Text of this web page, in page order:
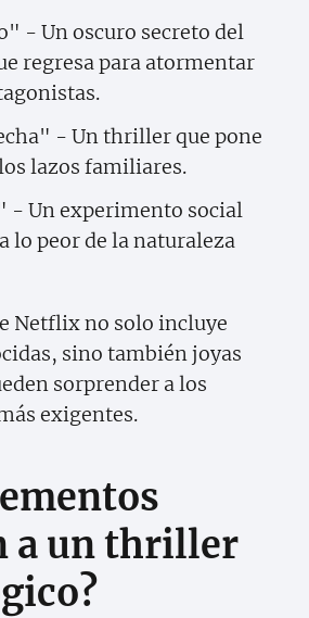
- Un oscuro secreto del
regresa para atormentar
- Un thriller que pone
lazos familiares.
- Un experimento social
lo peor de la naturaleza
Netflix no solo incluye
sino también joyas
sorprender a los
exigentes.
a un thriller